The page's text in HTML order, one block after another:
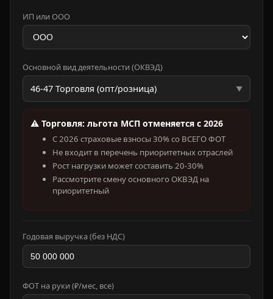
ИП или ООО
Основной вид деятельности (ОКВЭД)
46-47 Торговля (опт/розница) ▼
⚠️ Торговля: льгота МСП отменяется с 2026
С 2026 страховые взносы 30% со ВСЕГО ФОТ
Не входит в перечень приоритетных отраслей
Рост нагрузки может составить 20-30%
Рассмотрите смену основного ОКВЭД на
приоритетный
Годовая выручка (без НДС)
ФОТ на руки (₽/мес, все)